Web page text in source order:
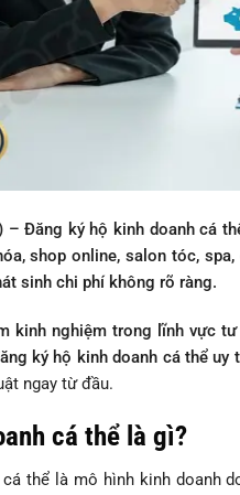
Đăng ký hộ kinh doanh cá
shop online, salon tóc,
sinh chi phí không rõ ràng.
kinh nghiệm trong lĩnh vực
ký hộ kinh doanh cá thể
ngay từ đầu.
cá thể là gì?
thể là mô hình kinh doanh